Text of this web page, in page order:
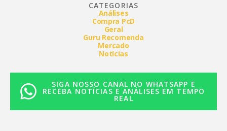
CATEGORIAS
Análises
Compra PcD
Geral
Guru Recomenda
Mercado
Notícias
SIGA NOSSO CANAL NO WHATSAPP E
RECEBA NOTÍCIAS E ANÁLISES EM TEMPO
REAL